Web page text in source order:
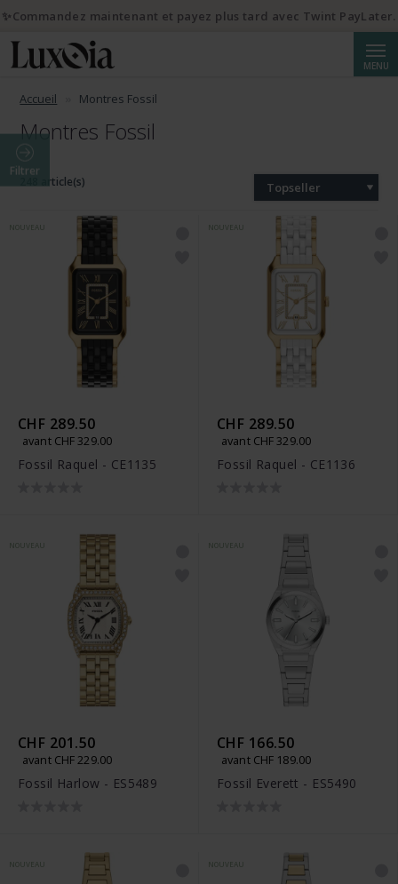
MENU
Accueil Montres Fossil
Montres Fossil
Filtrer
248 article(s) Topseller
CHF 289.50
avant CHF 329.00
Fossil Raquel - CE1135
CHF 289.50
avant CHF 329.00
Fossil Raquel - CE1136
NOUVEAU
CHF 201.50
avant CHF 229.00
Fossil Harlow - ES5489
NOUVEAU
CHF 166.50
avant CHF 189.00
Fossil Everett - ES5490
✨Commandez maintenant et payez plus tard avec Twint PayLater.